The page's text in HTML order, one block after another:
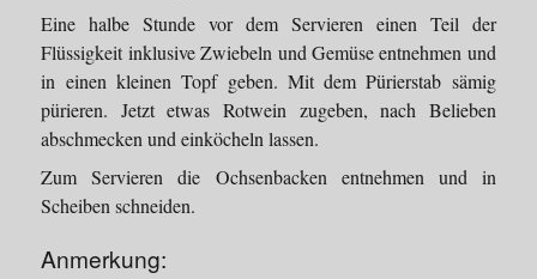
Eine halbe Stunde vor dem Servieren einen Teil der
Flüssigkeit inklusive Zwiebeln und Gemüse entnehmen und
in einen kleinen Topf geben. Mit dem Pürierstab sämig
pürieren. Jetzt etwas Rotwein zugeben, nach Belieben
abschmecken und einköcheln lassen.
Zum Servieren die Ochsenbacken entnehmen und in
Scheiben schneiden.
Anmerkung: